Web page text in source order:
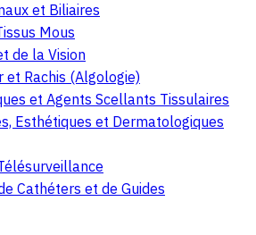
et Biliaires
Mous
de la Vision
et Rachis (Algologie)
et Agents Scellants Tissulaires
Esthétiques et Dermatologiques
Cathéters et de Guides